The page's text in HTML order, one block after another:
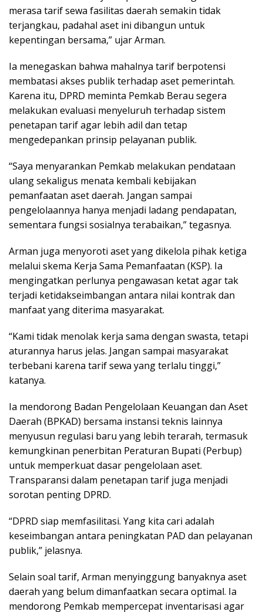
merasa tarif sewa fasilitas daerah semakin tidak
terjangkau, padahal aset ini dibangun untuk
kepentingan bersama,” ujar Arman.
Ia menegaskan bahwa mahalnya tarif berpotensi
membatasi akses publik terhadap aset pemerintah.
Karena itu, DPRD meminta Pemkab Berau segera
melakukan evaluasi menyeluruh terhadap sistem
penetapan tarif agar lebih adil dan tetap
mengedepankan prinsip pelayanan publik.
“Saya menyarankan Pemkab melakukan pendataan
ulang sekaligus menata kembali kebijakan
pemanfaatan aset daerah. Jangan sampai
pengelolaannya hanya menjadi ladang pendapatan,
sementara fungsi sosialnya terabaikan,” tegasnya.
Arman juga menyoroti aset yang dikelola pihak ketiga
melalui skema Kerja Sama Pemanfaatan (KSP). Ia
mengingatkan perlunya pengawasan ketat agar tak
terjadi ketidakseimbangan antara nilai kontrak dan
manfaat yang diterima masyarakat.
“Kami tidak menolak kerja sama dengan swasta, tetapi
aturannya harus jelas. Jangan sampai masyarakat
terbebani karena tarif sewa yang terlalu tinggi,”
katanya.
Ia mendorong Badan Pengelolaan Keuangan dan Aset
Daerah (BPKAD) bersama instansi teknis lainnya
menyusun regulasi baru yang lebih terarah, termasuk
kemungkinan penerbitan Peraturan Bupati (Perbup)
untuk memperkuat dasar pengelolaan aset.
Transparansi dalam penetapan tarif juga menjadi
sorotan penting DPRD.
“DPRD siap memfasilitasi. Yang kita cari adalah
keseimbangan antara peningkatan PAD dan pelayanan
publik,” jelasnya.
Selain soal tarif, Arman menyinggung banyaknya aset
daerah yang belum dimanfaatkan secara optimal. Ia
mendorong Pemkab mempercepat inventarisasi agar